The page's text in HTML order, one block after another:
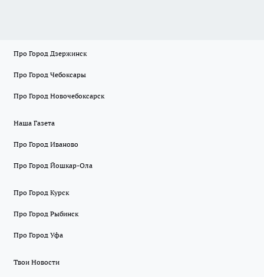
Про Город Дзержинск
Про Город Чебоксары
Про Город Новочебоксарск
Наша Газета
Про Город Иваново
Про Город Йошкар-Ола
Про Город Курск
Про Город Рыбинск
Про Город Уфа
Твои Новости